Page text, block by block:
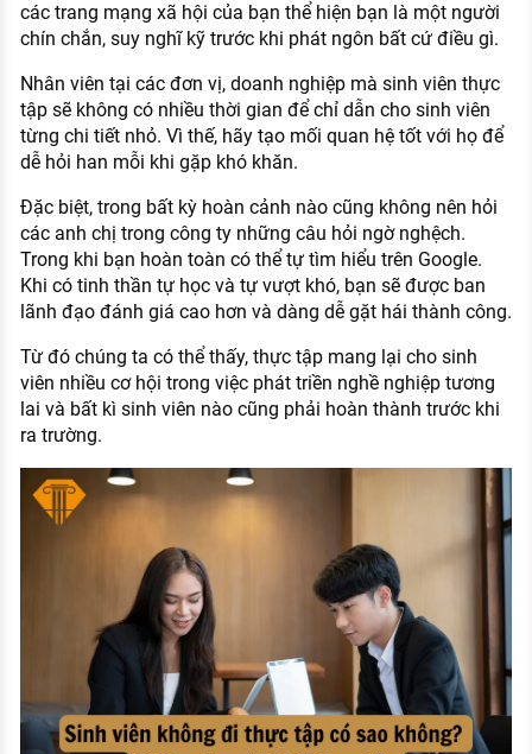
các trang mạng xã hội của bạn thể hiện bạn là một người
chín chắn, suy nghĩ kỹ trước khi phát ngôn bất cứ điều gì.
Nhân viên tại các đơn vị, doanh nghiệp mà sinh viên thực
tập sẽ không có nhiều thời gian để chỉ dẫn cho sinh viên
từng chi tiết nhỏ. Vì thế, hãy tạo mối quan hệ tốt với họ để
dễ hỏi han mỗi khi gặp khó khăn.
Đặc biệt, trong bất kỳ hoàn cảnh nào cũng không nên hỏi
các anh chị trong công ty những câu hỏi ngờ nghệch.
Trong khi bạn hoàn toàn có thể tự tìm hiểu trên Google.
Khi có tinh thần tự học và tự vượt khó, bạn sẽ được ban
lãnh đạo đánh giá cao hơn và dàng dễ gặt hái thành công.
Từ đó chúng ta có thể thấy, thực tập mang lại cho sinh
viên nhiều cơ hội trong việc phát triền nghề nghiệp tương
lai và bất kì sinh viên nào cũng phải hoàn thành trước khi
ra trường.